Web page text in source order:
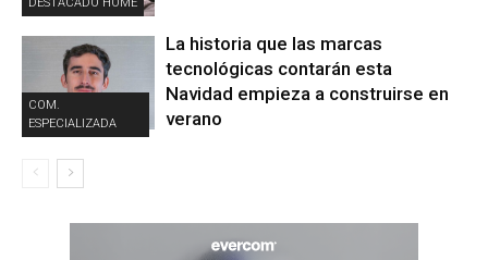
DESTACADO HOME
COM.
ESPECIALIZADA
La historia que las marcas
tecnológicas contarán esta
Navidad empieza a construirse en
verano